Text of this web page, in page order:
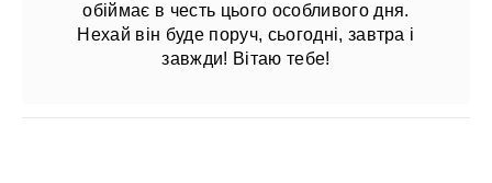
обіймає в честь цього особливого дня.
Нехай він буде поруч, сьогодні, завтра і
завжди! Вітаю тебе!